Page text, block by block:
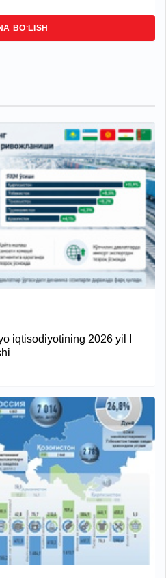
BO‘LISH
iqtisodiyotining 2026 yil I